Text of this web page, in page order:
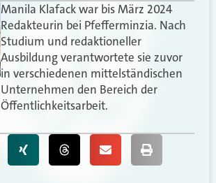
Manila Klafack war bis März 2024
Redakteurin bei Pfefferminzia. Nach
Studium und redaktioneller
Ausbildung verantwortete sie zuvor
in verschiedenen mittelständischen
Unternehmen den Bereich der
Öffentlichkeitsarbeit.